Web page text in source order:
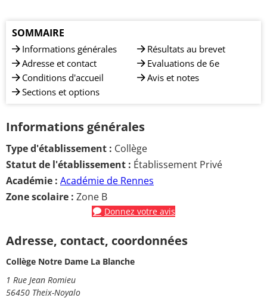
SOMMAIRE
Informations générales
Adresse et contact
Conditions d'accueil
Sections et options
Résultats au brevet
Evaluations de 6e
Avis et notes
Informations générales
Type d'établissement : Collège
Statut de l'établissement : Établissement Privé
Académie : Académie de Rennes
Zone scolaire : Zone B
Donnez votre avis
Adresse, contact, coordonnées
Collège Notre Dame La Blanche
1 Rue Jean Romieu
56450 Theix-Noyalo